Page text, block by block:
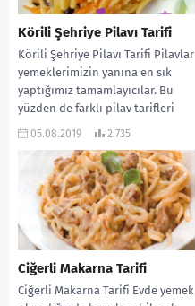
Körili Şehriye Pilavı Tarifi
Körili Şehriye Pilavı Tarifi Pilavlar
yemeklerimizin yanına en sık
yaptığımız tamamlayıcılar. Bu
yüzden de farklı pilav tarifleri
arayışımız fazla. Bu...
05.08.2019 2.735
Ciğerli Makarna Tarifi
Ciğerli Makarna Tarifi Evde yemek